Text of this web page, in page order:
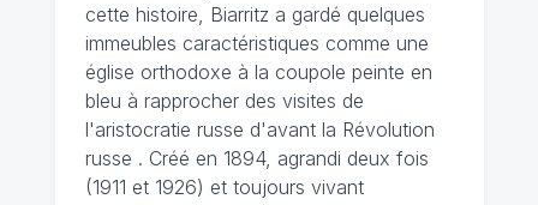
cette histoire, Biarritz a gardé quelques
immeubles caractéristiques comme une
église orthodoxe à la coupole peinte en
bleu à rapprocher des visites de
l'aristocratie russe d'avant la Révolution
russe . Créé en 1894, agrandi deux fois
(1911 et 1926) et toujours vivant